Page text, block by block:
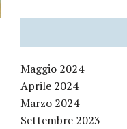
Maggio 2024
Aprile 2024
Marzo 2024
Settembre 2023